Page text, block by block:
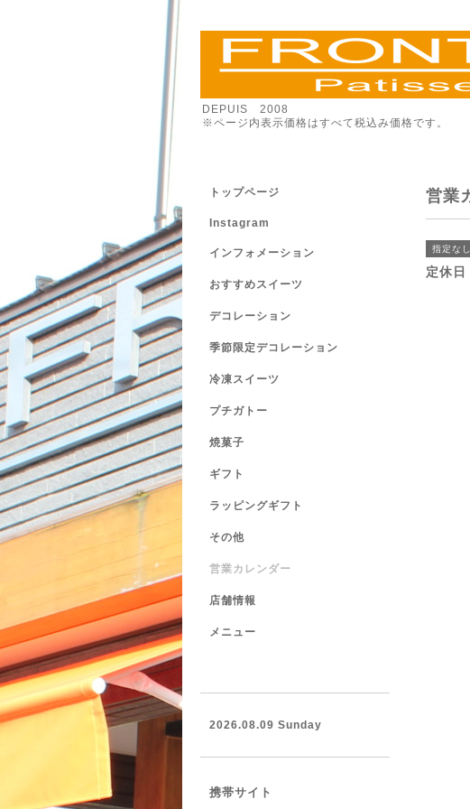
DEPUIS 2008
※ページ内表示価格はすべて税込み価格です。
営業
指定なし
定休日
トップページ
Instagram
インフォメーション
おすすめスイーツ
デコレーション
季節限定デコレーション
冷凍スイーツ
プチガトー
焼菓子
ギフト
ラッピングギフト
その他
営業カレンダー
店舗情報
メニュー
2026.08.09 Sunday
携帯サイト